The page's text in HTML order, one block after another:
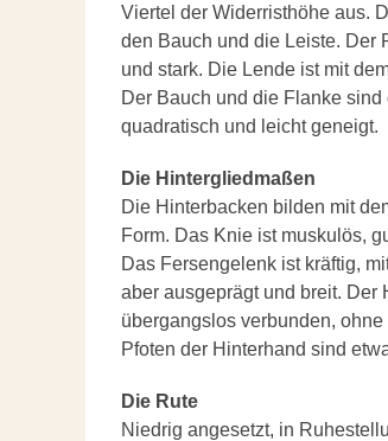
Viertel der Widerristhöhe aus.
den Bauch und die Leiste. Der
und stark. Die Lende ist mit
Der Bauch und die Flanke
quadratisch und leicht geneigt.
Die Hintergliedmaßen
Die Hinterbacken bilden mit
Form. Das Knie ist muskulös,
Das Fersengelenk ist kräftig,
aber ausgeprägt und breit. Der
übergangslos verbunden,
Pfoten der Hinterhand sind
Die Rute
Niedrig angesetzt, in